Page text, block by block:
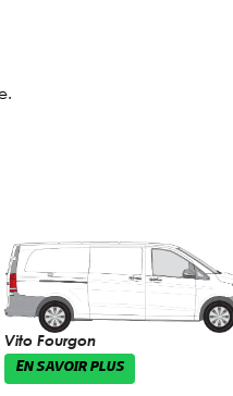
Vito Fourgon
EN SAVOIR PLUS